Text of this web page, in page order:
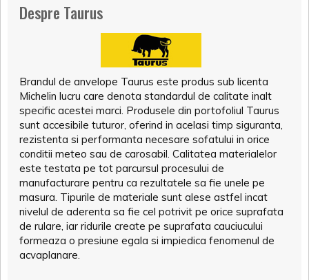
Despre Taurus
Brandul de anvelope Taurus este produs sub licenta
Michelin lucru care denota standardul de calitate inalt
specific acestei marci. Produsele din portofoliul Taurus
sunt accesibile tuturor, oferind in acelasi timp siguranta,
rezistenta si performanta necesare sofatului in orice
conditii meteo sau de carosabil. Calitatea materialelor
este testata pe tot parcursul procesului de
manufacturare pentru ca rezultatele sa fie unele pe
masura. Tipurile de materiale sunt alese astfel incat
nivelul de aderenta sa fie cel potrivit pe orice suprafata
de rulare, iar ridurile create pe suprafata cauciucului
formeaza o presiune egala si impiedica fenomenul de
acvaplanare.